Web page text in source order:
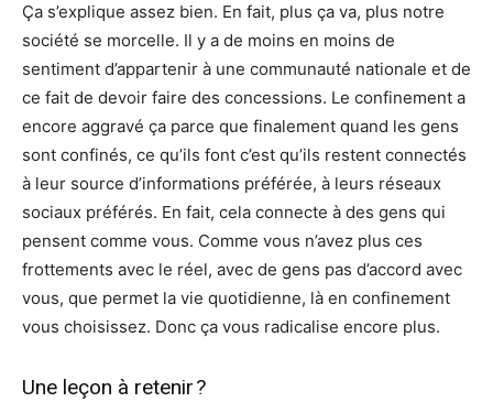
Ça s’explique assez bien. En fait, plus ça va, plus notre
société se morcelle. Il y a de moins en moins de
sentiment d’appartenir à une communauté nationale et de
ce fait de devoir faire des concessions. Le confinement a
encore aggravé ça parce que finalement quand les gens
sont confinés, ce qu’ils font c’est qu’ils restent connectés
à leur source d’informations préférée, à leurs réseaux
sociaux préférés. En fait, cela connecte à des gens qui
pensent comme vous. Comme vous n’avez plus ces
frottements avec le réel, avec de gens pas d’accord avec
vous, que permet la vie quotidienne, là en confinement
vous choisissez. Donc ça vous radicalise encore plus.
Une leçon à retenir ?